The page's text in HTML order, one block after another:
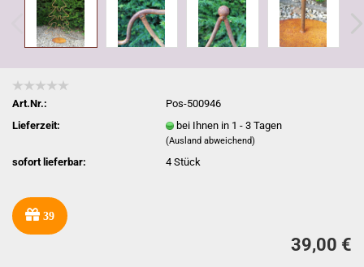
Art.Nr.:
Pos-500946
Lieferzeit:
bei Ihnen in 1 - 3 Tagen
(Ausland abweichend)
sofort lieferbar: 4Stück
39
39,00 €